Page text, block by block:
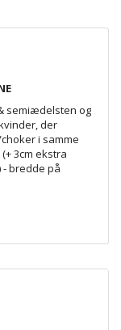
semiædelsten og
der
i samme
3cm ekstra
bredde på